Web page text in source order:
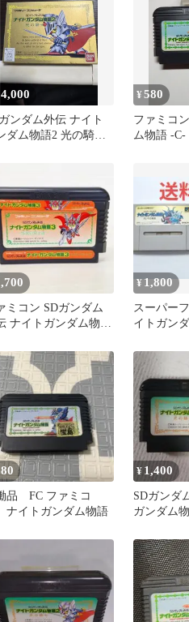
ンダム外伝 ナイト
ダム物語2 光の騎士
¥580
ファミコ
ム物語 -C-
ミコン SDガンダム
ナイトガンダム物語
¥ 1,800
スーパー
イトガン
物語円卓
品 FC ファミコ
イトガンダム物語
¥ 1,400
SDガンダ
ガンダム